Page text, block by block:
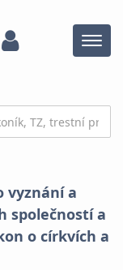
Menu
vyznání a
společností a
o církvích a